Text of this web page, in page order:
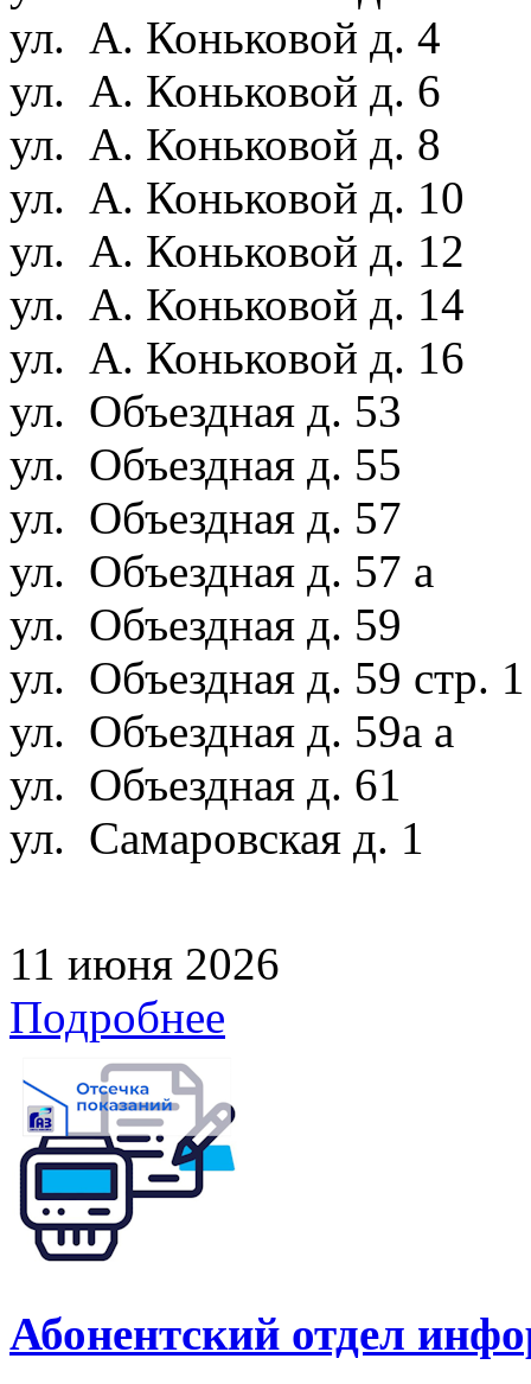
ул. А. Коньковой д. 4
ул. А. Коньковой д. 6
ул. А. Коньковой д. 8
ул. А. Коньковой д. 10
ул. А. Коньковой д. 12
ул. А. Коньковой д. 14
ул. А. Коньковой д. 16
ул. Объездная д. 53
ул. Объездная д. 55
ул. Объездная д. 57
ул. Объездная д. 57 а
ул. Объездная д. 59
ул. Объездная д. 59 стр.
ул. Объездная д. 59а а
ул. Объездная д. 61
ул. Самаровская д. 1
11 июня 2026
Подробнее
Абонентский отдел